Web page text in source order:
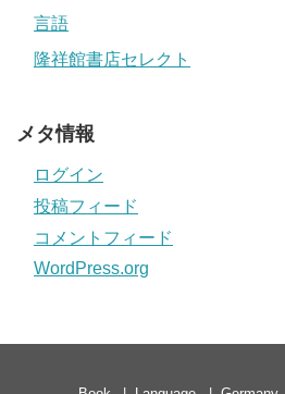
言語
隆祥館書店セレクト
メタ情報
ログイン
投稿フィード
コメントフィード
WordPress.org